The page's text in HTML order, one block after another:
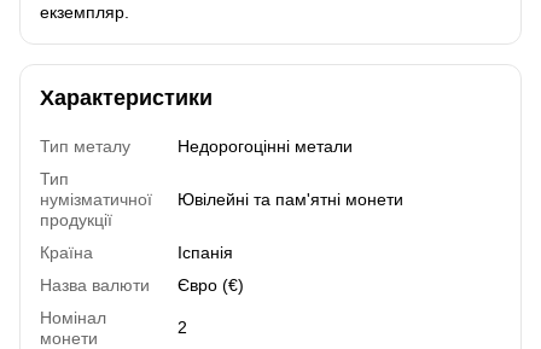
екземпляр.
Характеристики
Тип металу
Недорогоцінні метали
Тип
нумізматичної
продукції
Ювілейні та пам'ятні монети
Країна
Іспанія
Назва валюти
Євро (€)
Номінал
монети
2